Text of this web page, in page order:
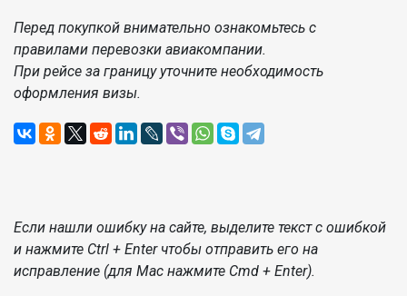
Перед покупкой внимательно ознакомьтесь с
правилами перевозки авиакомпании.
При рейсе за границу уточните необходимость
оформления визы.
Если нашли ошибку на сайте, выделите текст с ошибкой
и нажмите Ctrl + Enter чтобы отправить его на
исправление (для Mac нажмите Cmd + Enter).